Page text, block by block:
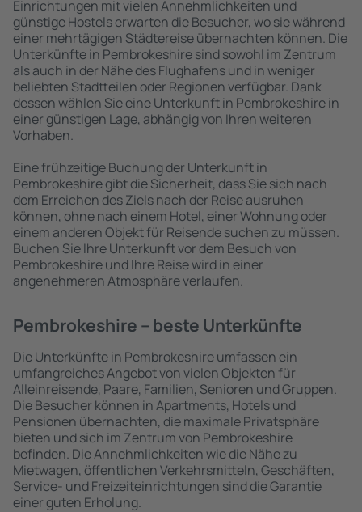
Einrichtungen mit vielen Annehmlichkeiten und
günstige Hostels erwarten die Besucher, wo sie während
einer mehrtägigen Städtereise übernachten können. Die
Unterkünfte in Pembrokeshire sind sowohl im Zentrum
als auch in der Nähe des Flughafens und in weniger
beliebten Stadtteilen oder Regionen verfügbar. Dank
dessen wählen Sie eine Unterkunft in Pembrokeshire in
einer günstigen Lage, abhängig von Ihren weiteren
Vorhaben.
Eine frühzeitige Buchung der Unterkunft in
Pembrokeshire gibt die Sicherheit, dass Sie sich nach
dem Erreichen des Ziels nach der Reise ausruhen
können, ohne nach einem Hotel, einer Wohnung oder
einem anderen Objekt für Reisende suchen zu müssen.
Buchen Sie Ihre Unterkunft vor dem Besuch von
Pembrokeshire und Ihre Reise wird in einer
angenehmeren Atmosphäre verlaufen.
Pembrokeshire – beste Unterkünfte
Die Unterkünfte in Pembrokeshire umfassen ein
umfangreiches Angebot von vielen Objekten für
Alleinreisende, Paare, Familien, Senioren und Gruppen.
Die Besucher können in Apartments, Hotels und
Pensionen übernachten, die maximale Privatsphäre
bieten und sich im Zentrum von Pembrokeshire
befinden. Die Annehmlichkeiten wie die Nähe zu
Mietwagen, öffentlichen Verkehrsmitteln, Geschäften,
Service- und Freizeiteinrichtungen sind die Garantie
einer guten Erholung.